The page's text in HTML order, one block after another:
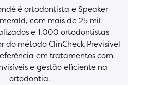
é ortodontista e Speaker
com mais de 25 mil
e 1.000 ortodontistas
do método ClinCheck Previsível
em tratamentos com
e gestão eficiente na
ortodontia.